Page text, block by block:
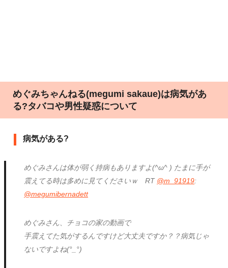
めぐみちゃんねる(megumi sakaue)は病気があ
る?タバコや男性疑惑について
病気がある?
めぐみさんは体が弱く持病もありますよ(^ω^ ) たまに手が
震えてる時は多めに見てくださいｗ RT @m_91919:
@megumibernadett
めぐみさん、チョコの家の動画で
手震えてた気がするんですけど大丈夫ですか？？病気じゃ
ないですよね(°_°)